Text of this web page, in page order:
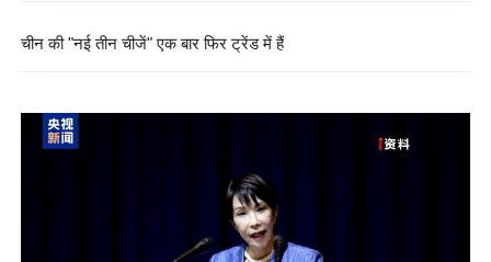
चीन की "नई तीन चीजें" एक बार फिर ट्रेंड में हैं